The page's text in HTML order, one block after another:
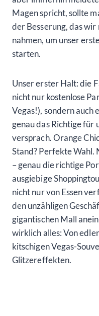
Magen spricht, sollte
der Besserung, das
nahmen, um unser
starten.
Unser erster Halt: die
nicht nur kostenlose
Vegas!), sondern auch
genau das Richtige für
versprach. Orange
Stand? Perfekte Wahl.
– genau die richtige
ausgiebige
nicht nur von Essen
den unzähligen
gigantischen Mall
wirklich alles: Von
kitschigen Vegas-
Glitzereffekten.